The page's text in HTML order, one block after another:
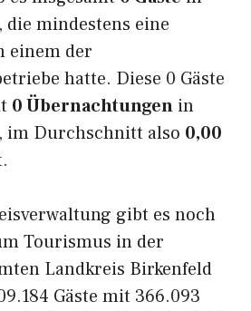
die mindestens eine
einem der
hatte. Diese 0 Gäste
0 Übernachtungen in
im Durchschnitt also 0,00
.
gibt es noch
Tourismus in der
Landkreis Birkenfeld
Gäste mit 366.093